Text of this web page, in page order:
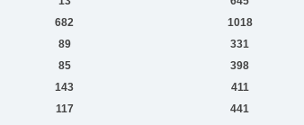
682 1018
89 331
85 398
143 411
117 441